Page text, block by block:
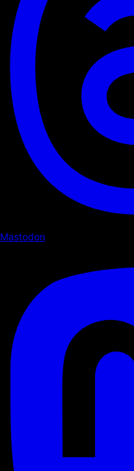
Mastodon